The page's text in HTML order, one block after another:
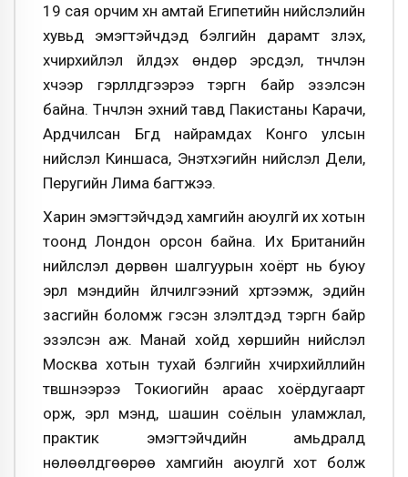
19 сая орчим хүн амтай Египетийн нийслэлийн
хувьд эмэгтэйчүүдэд бэлгийн дарамт үзүүлэх,
хүчирхийлэл үйлдэх өндөр эрсдэл, түүнчлэн
хүчээр гэрлүүлдгээрээ тэргүүн байр эзэлсэн
байна. Түүнчлэн эхний тавд Пакистаны Карачи,
Ардчилсан Бүгд найрамдах Конго улсын
нийслэл Киншаса, Энэтхэгийн нийслэл Дели,
Перугийн Лима багтжээ.
Харин эмэгтэйчүүдэд хамгийн аюулгүй их хотын
тоонд Лондон орсон байна. Их Британийн
нийлслэл дөрвөн шалгуурын хоёрт нь буюу
эрүүл мэндийн үйлчилгээний хүртээмж, эдийн
засгийн боломж гэсэн үзүүлэлтүүдэд тэргүүн байр
эзэлсэн аж. Манай хойд хөршийн нийслэл
Москва хотын тухай бэлгийн хүчирхийллийн
түвшнээрээ Токиогийн араас хоёрдугаарт
орж, эрүүл мэнд, шашин соёлын уламжлал,
практик эмэгтэйчүүдийн амьдралд
нөлөөлдгөөрөө хамгийн аюулгүй хот болж